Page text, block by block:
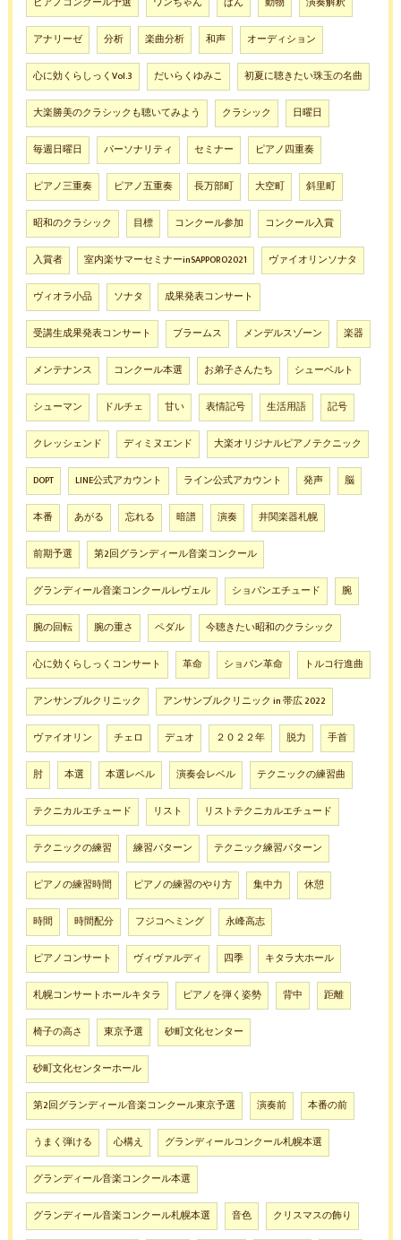
アナリーゼ 分析 楽曲分析 和声 オーディション
心に効くらしっくVol.3 だいらくゆみこ 初夏に聴きたい珠玉の名曲
大楽勝美のクラシックも聴いてみよう クラシック 日曜日
毎週日曜日 パーソナリティ セミナー ピアノ四重奏
ピアノ三重奏 ピアノ五重奏 長万部町 大空町 斜里町
昭和のクラシック 目標 コンクール参加 コンクール入賞
入賞者 室内楽サマーセミナーinSAPPORO2021 ヴァイオリンソナタ
ヴィオラ小品 ソナタ 成果発表コンサート
受講生成果発表コンサート ブラームス メンデルスゾーン 楽器
メンテナンス コンクール本選 お弟子さんたち シューベルト
シューマン ドルチェ 甘い 表情記号 生活用語 記号
クレッシェンド ディミヌエンド 大楽オリジナルピアノテクニック
DOPT LINE公式アカウント ライン公式アカウント 発声 脳
本番 あがる 忘れる 暗譜 演奏 井関楽器札幌
前期予選 第2回グランディール音楽コンクール
グランディール音楽コンクールレヴェル ショパンエチュード 腕
腕の回転 腕の重さ ペダル 今聴きたい昭和のクラシック
心に効くらしっくコンサート 革命 ショパン革命 トルコ行進曲
アンサンブルクリニック アンサンブルクリニック in 帯広 2022
ヴァイオリン チェロ デュオ ２０２２年 脱力 手首
肘 本選 本選レベル 演奏会レベル テクニックの練習曲
テクニカルエチュード リスト リストテクニカルエチュード
テクニックの練習 練習パターン テクニック練習パターン
ピアノの練習時間 ピアノの練習のやり方 集中力 休憩
時間 時間配分 フジコヘミング 永峰高志
ピアノコンサート ヴィヴァルディ 四季 キタラ大ホール
札幌コンサートホールキタラ ピアノを弾く姿勢 背中 距離
椅子の高さ 東京予選 砂町文化センター
砂町文化センターホール
第2回グランディール音楽コンクール東京予選 演奏前 本番の前
うまく弾ける 心構え グランディールコンクール札幌本選
グランディール音楽コンクール本選
グランディール音楽コンクール札幌本選 音色 クリスマスの飾り